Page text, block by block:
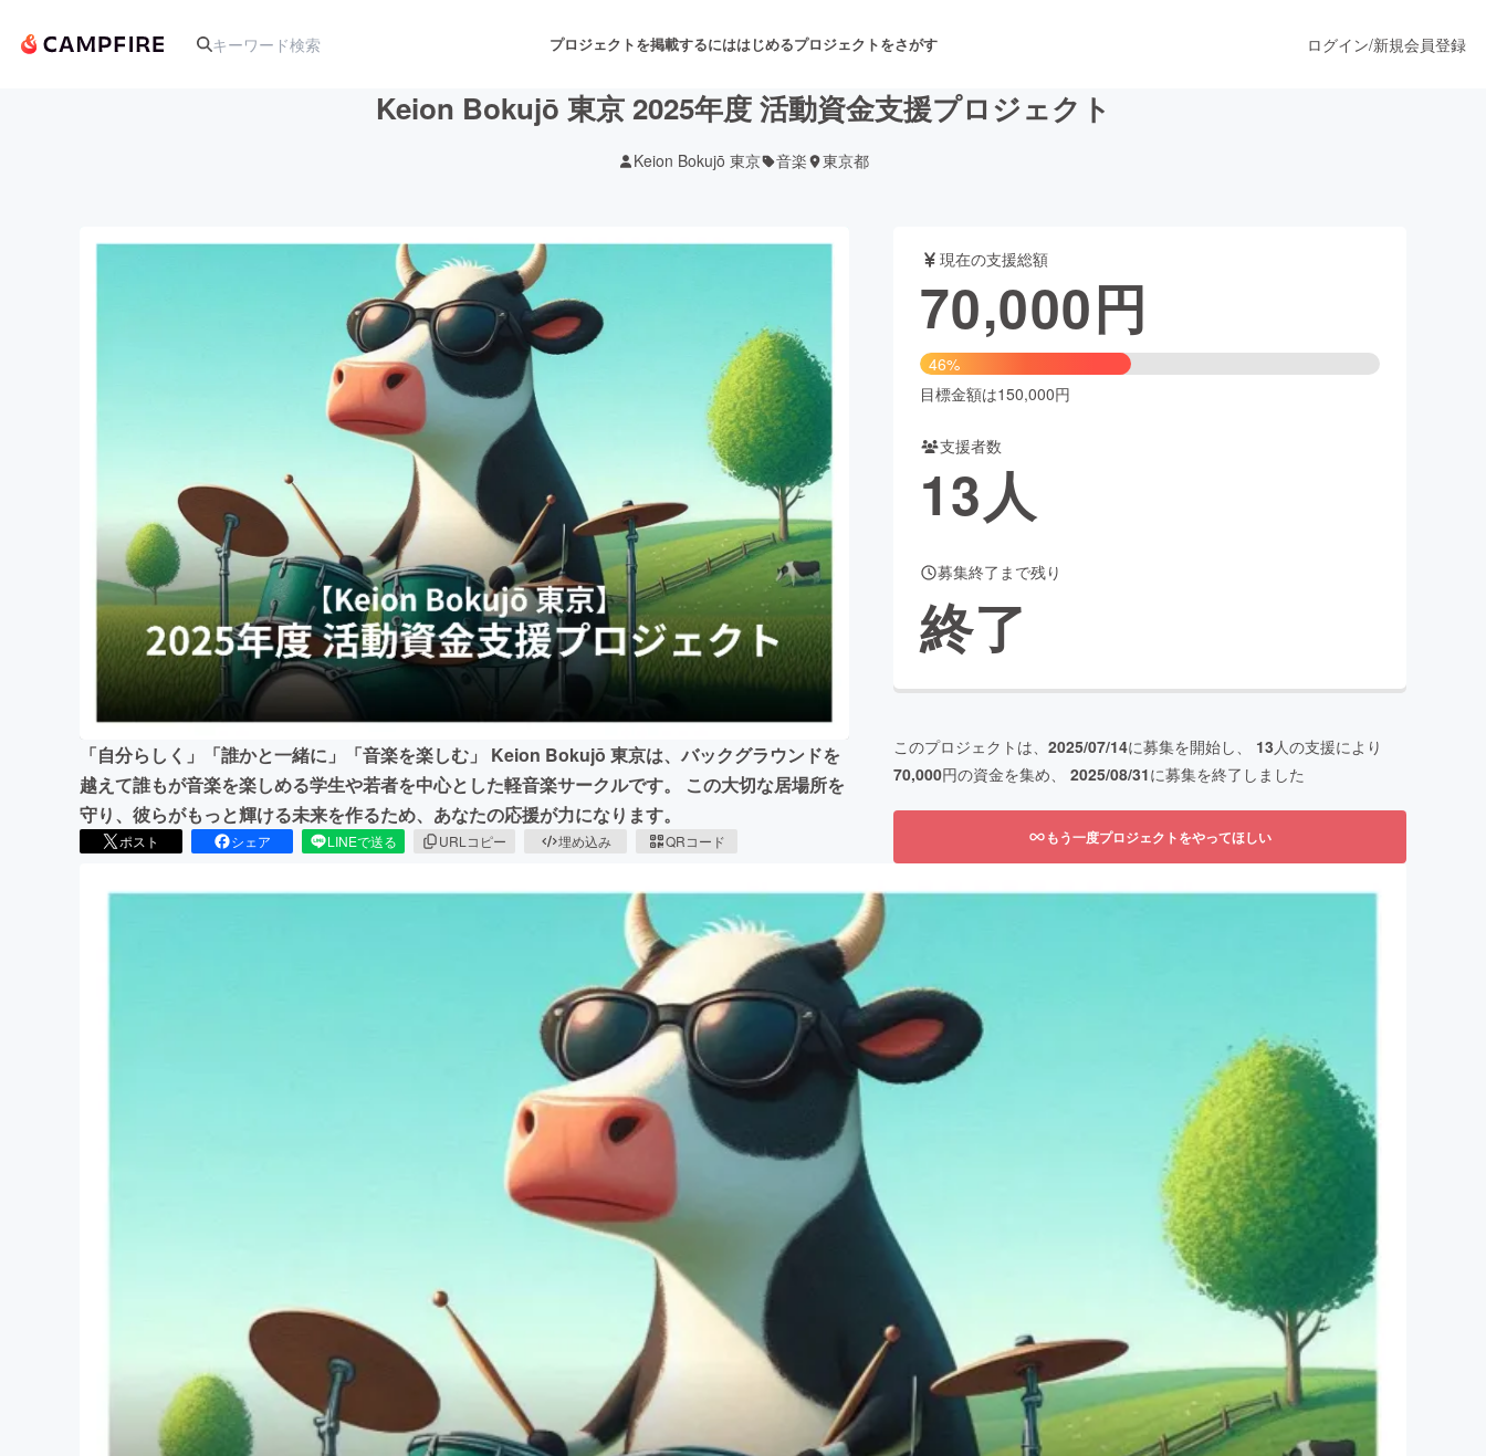
プロジェクトを掲載するにははじめるプロジェクトをさがす
音楽 舞台・パフォーマンス
テクノロジー・ガジェット ゲーム・サービス開発 ファッション
書籍・雑誌出版 アニメ・漫画
チャレンジ ビューティー・ヘルスケア
まちづくり・地域活性化
CAMPFIRE for Social Good CAMPFIRE Creation
CAMPFIREふるさと納税
machi-yaコミュニティ
ログイン/新規会員登録
Keion Bokujō 東京 2025年度 活動資金支援プロジェクト
Keion Bokujō 東京 音楽 東京都
「自分らしく」「誰かと一緒に」「音楽を楽しむ」 Keion Bokujō 東京は、バックグラウンドを
越えて誰もが音楽を楽しめる学生や若者を中心とした軽音楽サークルです。 この大切な居場所を
守り、彼らがもっと輝ける未来を作るため、あなたの応援が力になります。
ポスト シェア LINEで送る URLコピー 埋め込み QRコード
現在の支援総額
70,000円
46%
目標金額は150,000円
支援者数
13人
募集終了まで残り
終了
このプロジェクトは、 2025/07/14に募集を開始し、 13人の支援により
70,000円の資金を集め、 2025/08/31に募集を終了しました
もう一度プロジェクトをやってほしい